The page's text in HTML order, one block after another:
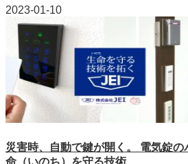
2023-01-10
災害時、自動で鍵が開く。 電気錠
命（いのち）を守る技術